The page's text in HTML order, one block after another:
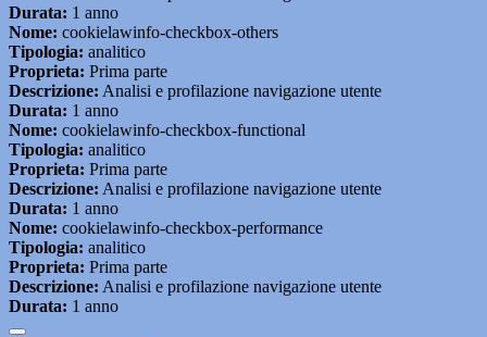
Durata: 1 anno
Nome: cookielawinfo-checkbox-others
Tipologia: analitico
Proprieta: Prima parte
Descrizione: Analisi e profilazione navigazione utente
Durata: 1 anno
Nome: cookielawinfo-checkbox-functional
Tipologia: analitico
Proprieta: Prima parte
Descrizione: Analisi e profilazione navigazione utente
Durata: 1 anno
Nome: cookielawinfo-checkbox-performance
Tipologia: analitico
Proprieta: Prima parte
Descrizione: Analisi e profilazione navigazione utente
Durata: 1 anno